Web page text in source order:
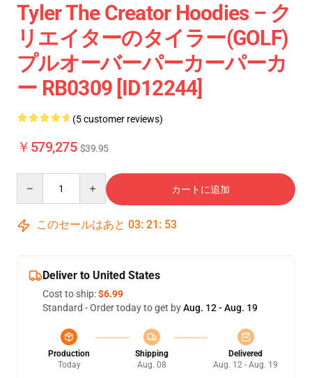
Tyler The Creator Hoodies – ク
リエイターのタイラー(GOLF)
プルオーバーパーカーパーカ
ー RB0309 [ID12244]
(5 customer reviews)
￥579,275 $39.95
カートに追加
このセールはあと 03: 21 : 52
Deliver to United States
Cost to ship:$6.99
Standard - Order today to get byAug. 12 - Aug. 19
Production
Today
Shipping
Aug. 08
Delivered
Aug. 12 - Aug. 19